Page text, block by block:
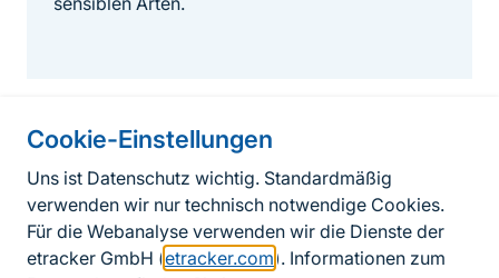
Cookie-Einstellungen
Uns ist Datenschutz wichtig. Standardmäßig
verwenden wir nur technisch notwendige Cookies.
Für die Webanalyse verwenden wir die Dienste der
etracker GmbH (etracker.com ). Informationen zum
Informationen zur Seite
FußzeileKontakt zum BfN
Kontaktformular